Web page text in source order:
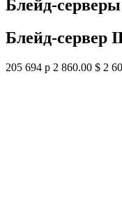
Блейд-
Блейд-сервер
205 694 р 2 860.00 $ 2